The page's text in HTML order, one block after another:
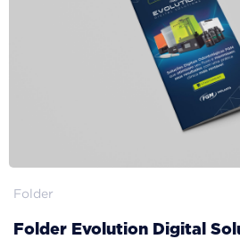
Folder
Folder Evolution Digital